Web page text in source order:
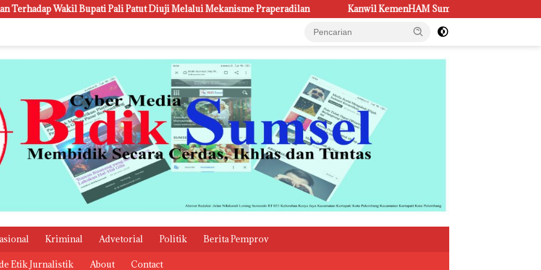
Pali Patut Diuji Melalui Mekanisme Praperadilan Kanwil KemenHAM Sumsel Perkuat Sinergi Bentuk Kampung
Kriminal Advetorial Politik Berita Pemprov
Etik Jurnalistik About Contact